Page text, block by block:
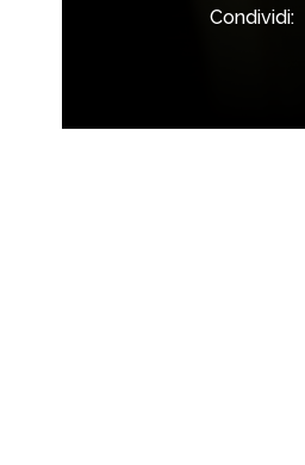
Condividi: